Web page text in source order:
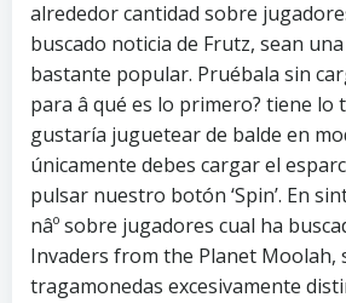
alrededor cantidad sobre
buscado noticia de Frutz, sean
bastante popular. Pruébala sin
para â qué es lo primero? tiene lo
gustaría juguetear de balde en
únicamente debes cargar el
pulsar nuestro botón ‘Spin’. En
nâº sobre jugadores cual ha
Invaders from the Planet Moolah,
tragamonedas excesivamente